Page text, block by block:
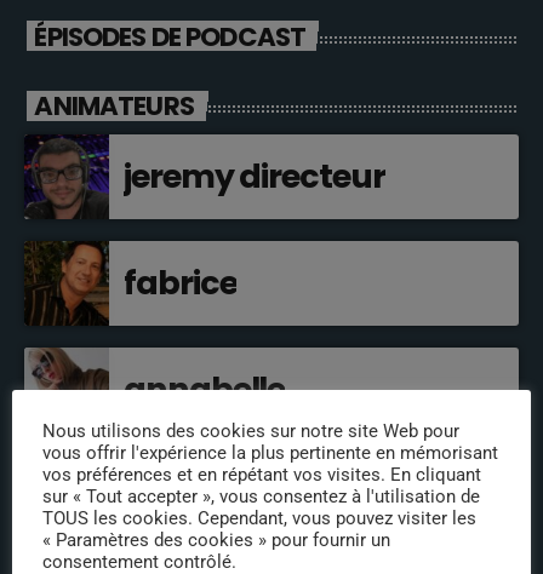
ÉPISODES DE PODCAST
ANIMATEURS
jeremy directeur
fabrice
annabelle
INFOS
Nous utilisons des cookies sur notre site Web pour
vous offrir l'expérience la plus pertinente en mémorisant
vos préférences et en répétant vos visites. En cliquant
sur « Tout accepter », vous consentez à l'utilisation de
TOUS les cookies. Cependant, vous pouvez visiter les
« Paramètres des cookies » pour fournir un
consentement contrôlé.